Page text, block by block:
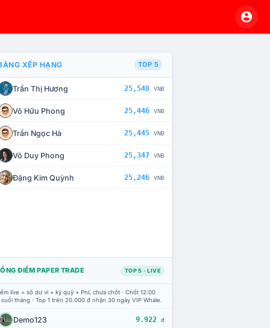
CHẾ TÀI XỬ LÝ VI PHẠM
XẾP HẠNG TOP 5
Trần Thị Hương 25,548 VNĐ
Võ Hữu Phong 25,446 VNĐ
Trần Ngọc Hà 25,445 VNĐ
Võ Duy Phong 25,347 VNĐ
Đặng Kim Quỳnh 25,246 VNĐ
ĐIỂM PAPER TRADE TOP 5 · LIVE
live = số dư ví + ký quỹ + PnL chưa chốt · Chốt 12:00
tháng · Top 1 trên 20.000 đ nhận 30 ngày VIP Whale.
Demo123 9.922 đ